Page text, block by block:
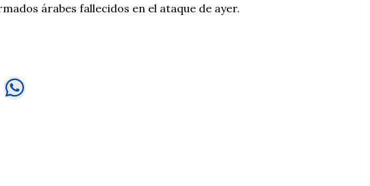
árabes fallecidos en el ataque de ayer.